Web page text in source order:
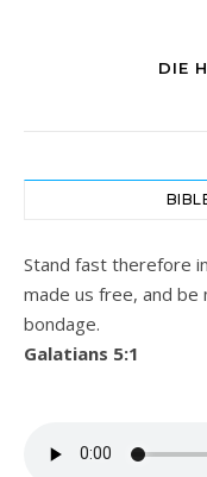
DIE
Stand fast therefore
made us free, and
bondage.
Galatians 5:1